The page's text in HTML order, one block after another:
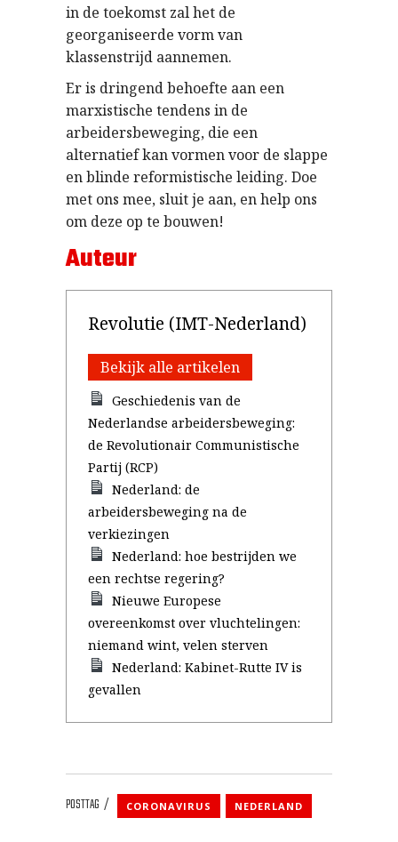
in de toekomst zal het de
georganiseerde vorm van
klassenstrijd aannemen.
Er is dringend behoefte aan een
marxistische tendens in de
arbeidersbeweging, die een
alternatief kan vormen voor de slappe
en blinde reformistische leiding. Doe
met ons mee, sluit je aan, en help ons
om deze op te bouwen!
Auteur
Revolutie (IMT-Nederland)
Bekijk alle artikelen
Geschiedenis van de
Nederlandse arbeidersbeweging:
de Revolutionair Communistische
Partij (RCP)
Nederland: de
arbeidersbeweging na de
verkiezingen
Nederland: hoe bestrijden we
een rechtse regering?
Nieuwe Europese
overeenkomst over vluchtelingen:
niemand wint, velen sterven
Nederland: Kabinet-Rutte IV is
gevallen
POSTTAG CORONAVIRUS NEDERLAND